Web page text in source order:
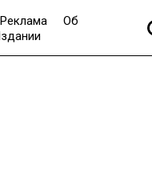
Реклама
Об